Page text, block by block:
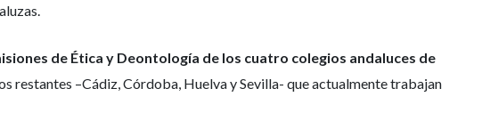
de Ética y Deontología de los cuatro colegios andaluces de
restantes –Cádiz, Córdoba, Huelva y Sevilla- que actualmente trabajan